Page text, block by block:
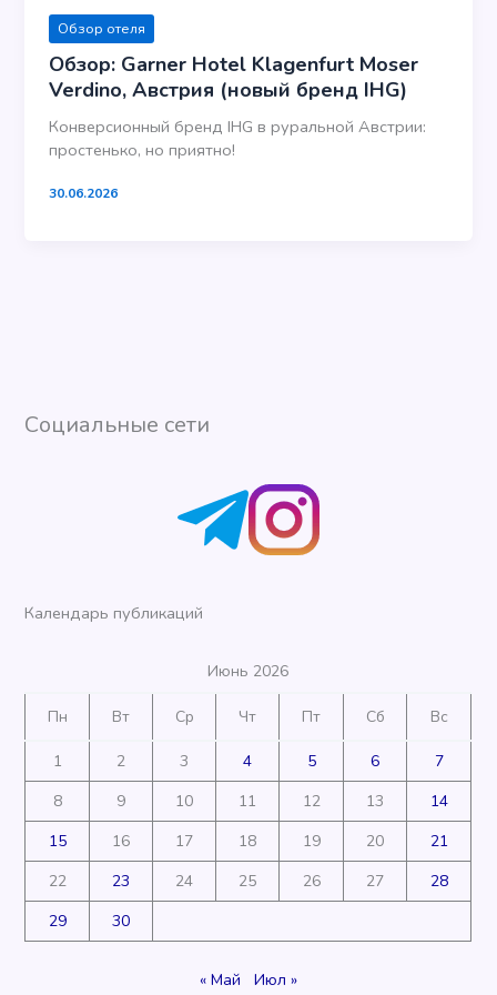
Обзор отеля
Обзор: Garner Hotel Klagenfurt Moser
Verdino, Австрия (новый бренд IHG)
Конверсионный бренд IHG в руральной Австрии:
простенько, но приятно!
30.06.2026
Социальные сети
Календарь публикаций
Июнь 2026
Пн Вт Ср Чт Пт Сб Вс
1 2 3 4 5 6
7
8
9 10 11 12 13
14
15
16 17 18 19 20
21
22
23 24 25 26 27
28
29
30
« Май Июл »